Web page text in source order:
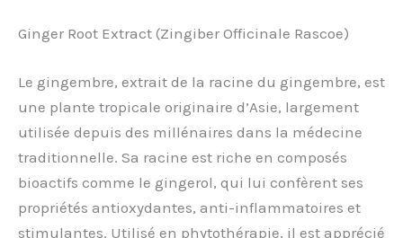
Ginger Root Extract (Zingiber Officinale Rascoe)
Le gingembre, extrait de la racine du gingembre, est
une plante tropicale originaire d’Asie, largement
utilisée depuis des millénaires dans la médecine
traditionnelle. Sa racine est riche en composés
bioactifs comme le gingerol, qui lui confèrent ses
propriétés antioxydantes, anti-inflammatoires et
stimulantes. Utilisé en phytothérapie, il est apprécié